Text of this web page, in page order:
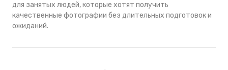
для занятых людей, которые хотят получить
качественные фотографии без длительных подготовок и
ожиданий.